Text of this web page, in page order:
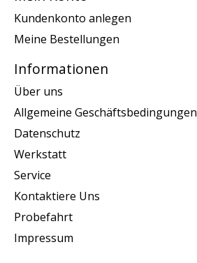
Kundenkonto anlegen
Meine Bestellungen
Informationen
Über uns
Allgemeine Geschäftsbedingungen
Datenschutz
Werkstatt
Service
Kontaktiere Uns
Probefahrt
Impressum